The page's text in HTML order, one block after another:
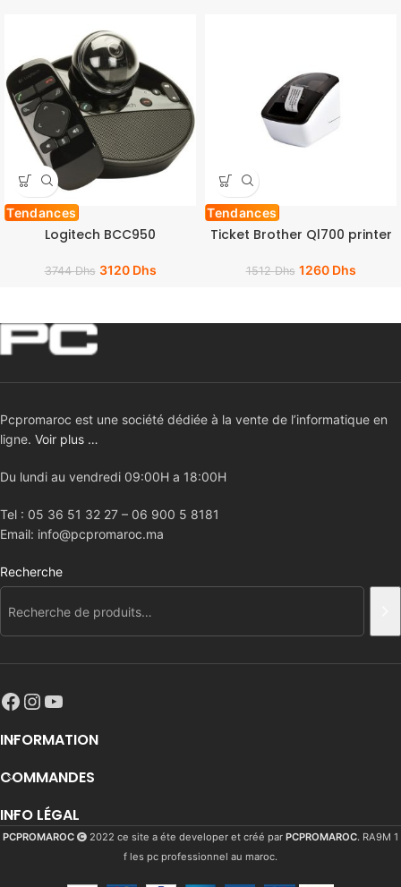
Tendances
Logitech BCC950
3744Dhs 3120 Dhs
Tendances
Ticket Brother Ql700 printer
1512Dhs 1260 Dhs
Pcpromaroc est une société dédiée à la vente de l’informatique en
ligne. Voir plus …
Du lundi au vendredi 09:00H a 18:00H
Tel : 05 36 51 32 27 – 06 900 5 8181
Email: info@pcpromaroc.ma
Recherche
INFORMATION
COMMANDES
INFO LÉGAL
PCPROMAROC 2022 ce site a éte developer et créé par PCPROMAROC. RA9M 1
f les pc professionnel au maroc.